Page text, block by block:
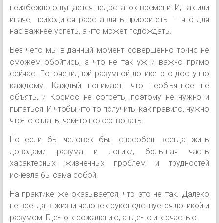
неизбежно ощущается недостаток времени. И, так или
иначе, приходится расставлять приоритеты — что для
нас важнее успеть, а что может подождать.
Без чего мы в данный момент совершенно точно не
сможем обойтись, а что не так уж и важно прямо
сейчас. По очевидной разумной логике это доступно
каждому. Каждый понимает, что необъятное не
объять, и Космос не согреть, поэтому не нужно и
пытаться. И чтобы что-то получить, как правило, нужно
что-то отдать, чем-то пожертвовать.
Но если бы человек был способен всегда жить
доводами разума и логики, большая часть
характерных жизненных проблем и трудностей
исчезла бы сама собой.
На практике же оказывается, что это не так. Далеко
не всегда в жизни человек руководствуется логикой и
разумом. Где-то к сожалению, а где-то и к счастью.